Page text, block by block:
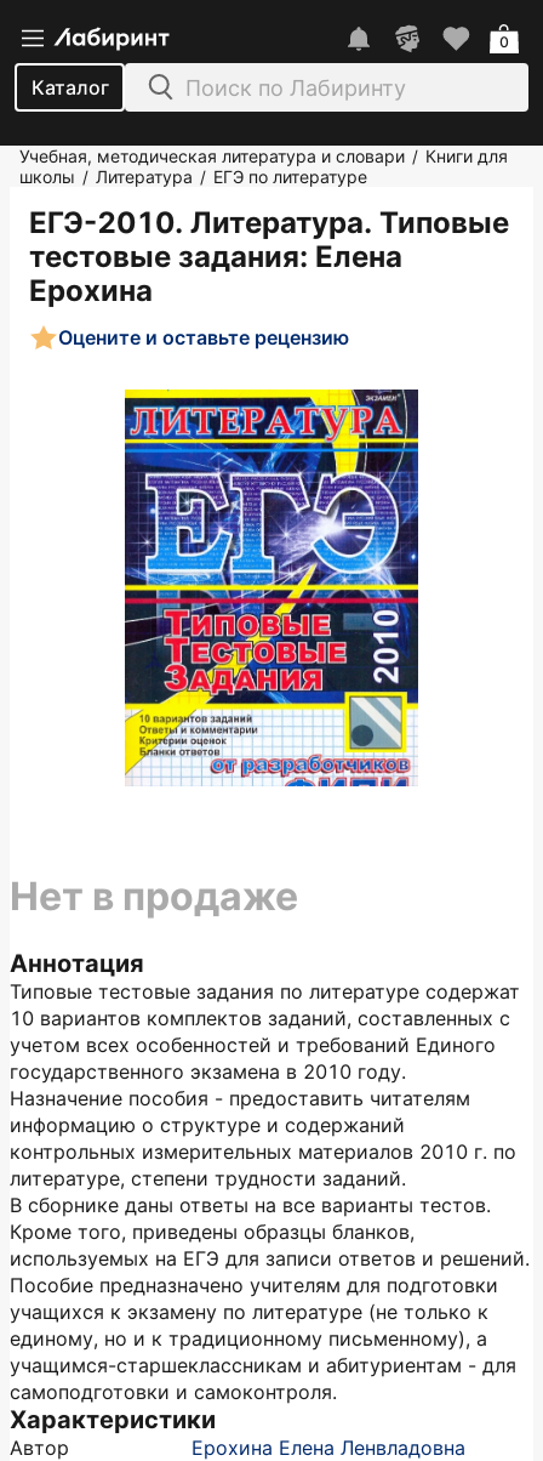
Каталог
0
Учебная, методическая литература и словари / Книги для
школы / Литература / ЕГЭ по литературе
ЕГЭ-2010. Литература. Типовые
тестовые задания: Елена
Ерохина
Оцените и оставьте рецензию
Аннотация
Типовые тестовые задания по литературе содержат
10 вариантов комплектов заданий, составленных с
учетом всех особенностей и требований Единого
государственного экзамена в 2010 году.
Назначение пособия - предоставить читателям
информацию о структуре и содержаний
контрольных измерительных материалов 2010 г. по
литературе, степени трудности заданий.
В сборнике даны ответы на все варианты тестов.
Кроме того, приведены образцы бланков,
используемых на ЕГЭ для записи ответов и решений.
Пособие предназначено учителям для подготовки
учащихся к экзамену по литературе (не только к
единому, но и к традиционному письменному), а
учащимся-старшеклассникам и абитуриентам - для
самоподготовки и самоконтроля.
Характеристики
Автор
Ерохина Елена Ленвладовна
Нет в продаже